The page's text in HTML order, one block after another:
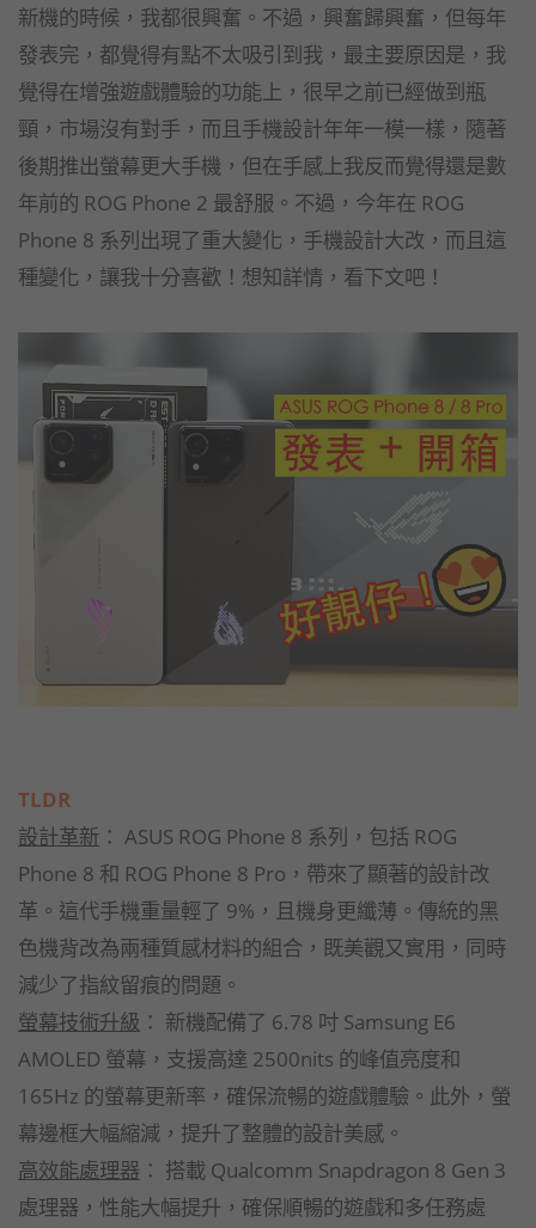
新機的時候，我都很興奮。不過，興奮歸興奮，但每年
發表完，都覺得有點不太吸引到我，最主要原因是，我
覺得在增強遊戲體驗的功能上，很早之前已經做到瓶
頸，市場沒有對手，而且手機設計年年一模一樣，隨著
後期推出螢幕更大手機，但在手感上我反而覺得還是數
年前的 ROG Phone 2 最舒服。不過，今年在 ROG
Phone 8 系列出現了重大變化，手機設計大改，而且這
種變化，讓我十分喜歡！想知詳情，看下文吧！
TLDR
設計革新 ： ASUS ROG Phone 8 系列，包括 ROG
Phone 8 和 ROG Phone 8 Pro，帶來了顯著的設計改
革。這代手機重量輕了 9%，且機身更纖薄。傳統的黑
色機背改為兩種質感材料的組合，既美觀又實用，同時
減少了指紋留痕的問題。
螢幕技術升級 ： 新機配備了 6.78 吋 Samsung E6
AMOLED 螢幕，支援高達 2500nits 的峰值亮度和
165Hz 的螢幕更新率，確保流暢的遊戲體驗。此外，螢
幕邊框大幅縮減，提升了整體的設計美感。
高效能處理器 ： 搭載 Qualcomm Snapdragon 8 Gen 3
處理器，性能大幅提升，確保順暢的遊戲和多任務處